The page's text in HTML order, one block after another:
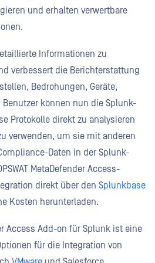
und erhalten verwertbare
Informationen zu
verbessert die Berichterstattung
Bedrohungen, Geräte,
können nun die Splunk-
Protokolle direkt zu analysieren
verwenden, um sie mit anderen
Daten in der Splunk-
MetaDefender Access-
direkt über den Splunkbase
Kosten herunterladen.
Access Add-on für Splunk ist eine
für die Integration von